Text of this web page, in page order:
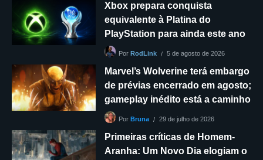
Xbox prepara conquista
equivalente à Platina do
PlayStation para ainda este ano
Por RodLink 5 de agosto de 2026
Marvel’s Wolverine terá embargo
de prévias encerrado em agosto;
gameplay inédito está a caminho
Por Bruna 29 de julho de 2026
Primeiras críticas de Homem-
Aranha: Um Novo Dia elogiam o